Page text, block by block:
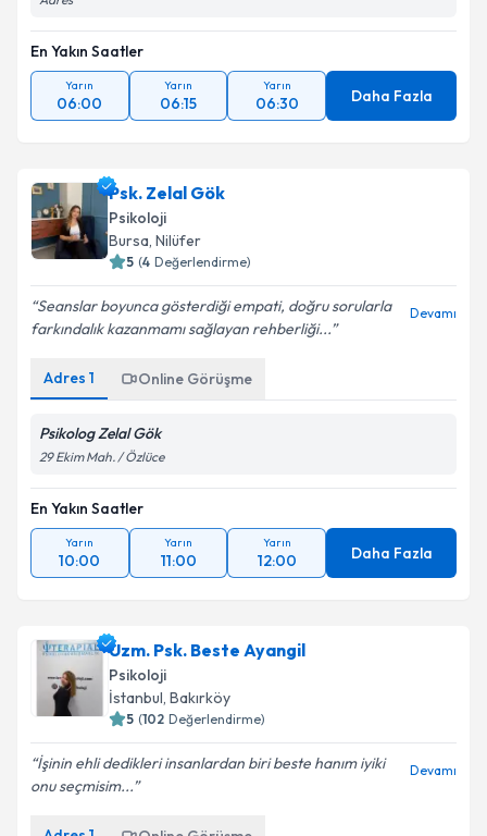
En Yakın Saatler
Yarın
06:00
Yarın
06:15
Yarın
06:30 Daha Fazla
Psk. Zelal Gök
Psikoloji
Bursa,Nilüfer
( Değerlendirme)
Seanslar boyunca gösterdiği empati, doğru sorularla
farkındalık kazanmamı sağlayan rehberliği...
Adres 1 Online Görüşme
Psikolog Zelal Gök
En Yakın Saatler
Yarın
10:00
Yarın
11:00
Yarın
12:00 Daha Fazla
Uzm. Psk. Beste Ayangil
Psikoloji
İstanbul,Bakırköy
( Değerlendirme)
İşinin ehli dedikleri insanlardan biri beste hanım iyiki
onu seçmisim...